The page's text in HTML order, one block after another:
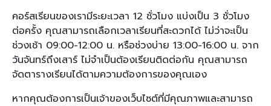
คอร์สเรียนของเรามีระยะเวลา 12 ชั่วโมง แบ่งเป็น 3 ชั่วโมง
ต่อครั้ง คุณสามารถเลือกเวลาเรียนที่สะดวกได้ ไม่ว่าจะเป็น
ช่วงเช้า 09:00-12:00 น. หรือช่วงบ่าย 13:00-16:00 น. จาก
วันจันทร์ถึงเสาร์ ไม่จำเป็นต้องเรียนติดต่อกัน คุณสามารถ
จัดตารางเรียนได้ตามความต้องการของคุณเอง
หากคุณต้องการเป็นเจ้าของเว็บไซต์ที่มีคุณภาพและสามารถ